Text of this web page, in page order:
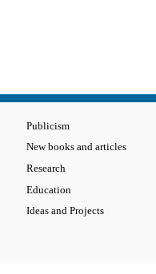
Publicism
New books and articles
Research
Education
Ideas and Projects